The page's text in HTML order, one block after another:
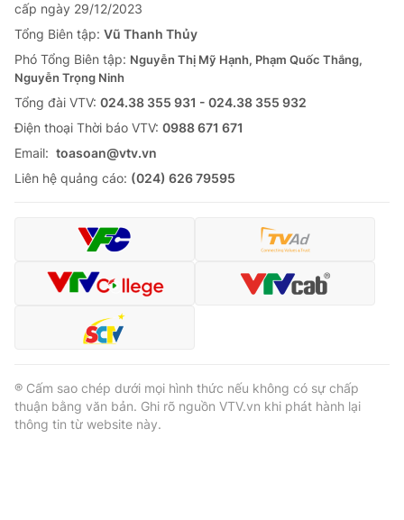
cấp ngày 29/12/2023
Tổng Biên tập: Vũ Thanh Thủy
Phó Tổng Biên tập: Nguyễn Thị Mỹ Hạnh, Phạm Quốc Thắng,
Nguyễn Trọng Ninh
Tổng đài VTV: 024.38 355 931 - 024.38 355 932
Ðiện thoại Thời báo VTV: 0988 671 671
Email: toasoan@vtv.vn
Liên hệ quảng cáo: (024) 626 79595
® Cấm sao chép dưới mọi hình thức nếu không có sự chấp
thuận bằng văn bản. Ghi rõ nguồn VTV.vn khi phát hành lại
thông tin từ website này.